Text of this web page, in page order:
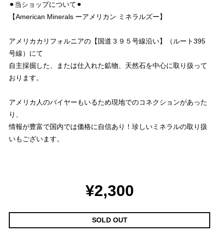
⚫︎当ショップについて⚫︎
【American Minerals ーアメリカン ミネラルズー】
アメリカカリフォルニアの【国道３９５号線沿い】（ルート395
号線）にて
自主採掘した、または仕入れた鉱物、天然石を中心に取り扱って
おります。
アメリカ人のバイヤーもいるため現地でのコネクションがあった
り、
情報が豊富で国内では価格に自信あり！珍しいミネラルの取り扱
いもございます。
¥2,300
SOLD OUT